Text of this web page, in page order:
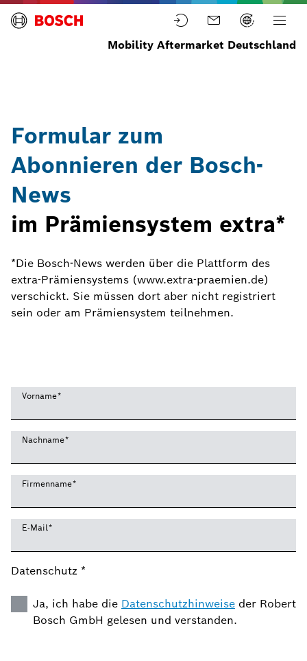
Mobility Aftermarket Deutschland
Formular zum
Abonnieren der Bosch-
News
im Prämiensystem extra*
*Die Bosch-News werden über die Plattform des
extra-Prämiensystems (www.extra-praemien.de)
verschickt. Sie müssen dort aber nicht registriert
sein oder am Prämiensystem teilnehmen.
Vorname*
Nachname*
Firmenname*
E-Mail*
Datenschutz *
Ja, ich habe die Datenschutzhinweise der Robert
Bosch GmbH gelesen und verstanden.